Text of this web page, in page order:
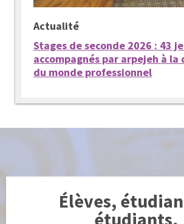
Actualité
Stages de seconde 2026 : 43
accompagnés par arpejeh à
du monde professionnel
Élèves,
étudiants,